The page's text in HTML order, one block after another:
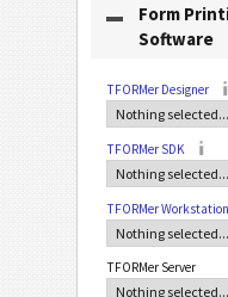
Form
Software
TFORMer Designer
TFORMer SDK
TFORMer Workstation
TFORMer Server